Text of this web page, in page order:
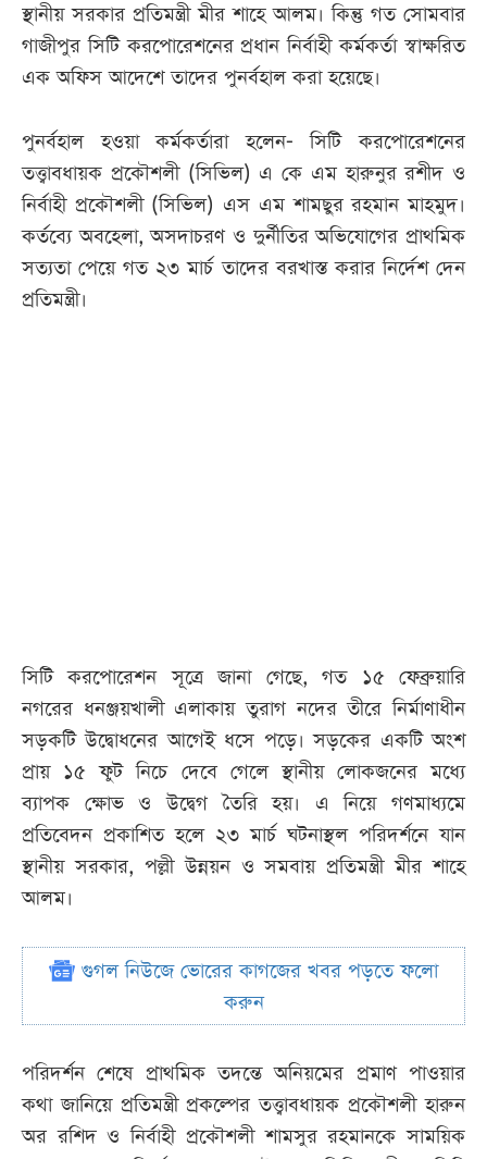
স্থানীয় সরকার প্রতিমন্ত্রী মীর শাহে আলম। কিন্তু গত সোমবার
গাজীপুর সিটি করপোরেশনের প্রধান নির্বাহী কর্মকর্তা স্বাক্ষরিত
এক অফিস আদেশে তাদের পুনর্বহাল করা হয়েছে।
পুনর্বহাল হওয়া কর্মকর্তারা হলেন- সিটি করপোরেশনের
তত্ত্বাবধায়ক প্রকৌশলী (সিভিল) এ কে এম হারুনুর রশীদ ও
নির্বাহী প্রকৌশলী (সিভিল) এস এম শামছুর রহমান মাহমুদ।
কর্তব্যে অবহেলা, অসদাচরণ ও দুর্নীতির অভিযোগের প্রাথমিক
সত্যতা পেয়ে গত ২৩ মার্চ তাদের বরখাস্ত করার নির্দেশ দেন
প্রতিমন্ত্রী।
সিটি করপোরেশন সূত্রে জানা গেছে, গত ১৫ ফেব্রুয়ারি
নগরের ধনঞ্জয়খালী এলাকায় তুরাগ নদের তীরে নির্মাণাধীন
সড়কটি উদ্বোধনের আগেই ধসে পড়ে। সড়কের একটি অংশ
প্রায় ১৫ ফুট নিচে দেবে গেলে স্থানীয় লোকজনের মধ্যে
ব্যাপক ক্ষোভ ও উদ্বেগ তৈরি হয়। এ নিয়ে গণমাধ্যমে
প্রতিবেদন প্রকাশিত হলে ২৩ মার্চ ঘটনাস্থল পরিদর্শনে যান
স্থানীয় সরকার, পল্লী উন্নয়ন ও সমবায় প্রতিমন্ত্রী মীর শাহে
আলম।
গুগল নিউজে ভোরের কাগজের খবর পড়তে ফলো
করুন
পরিদর্শন শেষে প্রাথমিক তদন্তে অনিয়মের প্রমাণ পাওয়ার
কথা জানিয়ে প্রতিমন্ত্রী প্রকল্পের তত্ত্বাবধায়ক প্রকৌশলী হারুন
অর রশিদ ও নির্বাহী প্রকৌশলী শামসুর রহমানকে সাময়িক